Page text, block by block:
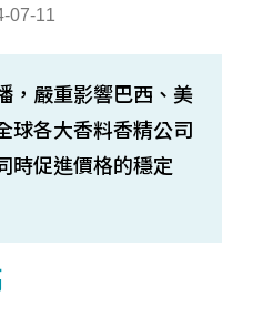
07-11
，嚴重影響巴西、美
球各大香料香精公司
時促進價格的穩定